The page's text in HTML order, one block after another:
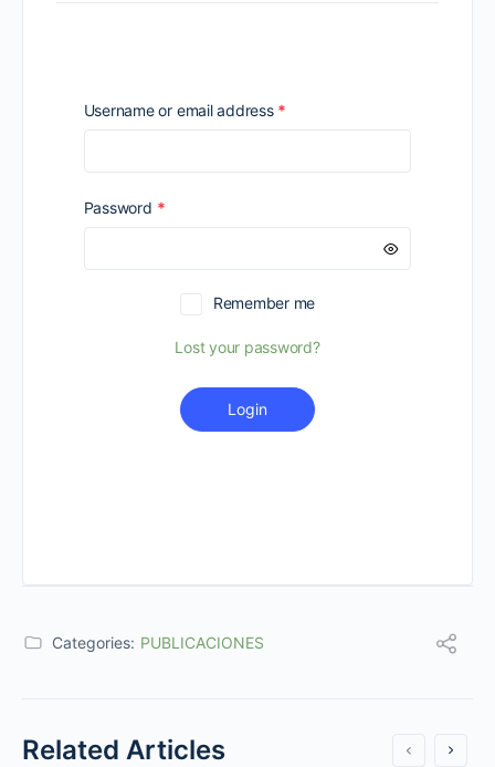
Username or email address *
Password *Required
Remember me
Lost your password?
Login
Categories: PUBLICACIONES
Related Articles